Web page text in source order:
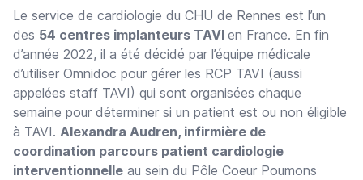
Le service de cardiologie du CHU de Rennes est l’un
des 54 centres implanteurs TAVI en France. En fin
d’année 2022, il a été décidé par l’équipe médicale
d’utiliser Omnidoc pour gérer les RCP TAVI (aussi
appelées staff TAVI) qui sont organisées chaque
semaine pour déterminer si un patient est ou non éligible
à TAVI. Alexandra Audren, infirmière de
coordination parcours patient cardiologie
interventionnelle au sein du Pôle Coeur Poumons